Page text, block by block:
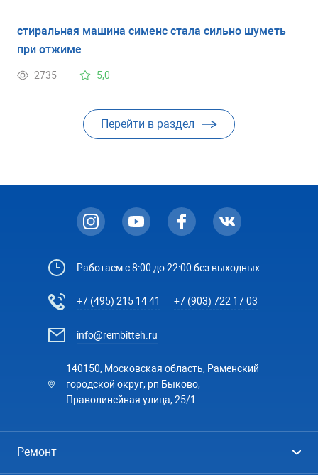
стиральная машина сименс стала сильно шуметь
при отжиме
2735 5,0
Перейти в раздел
Работаем с 8:00 до 22:00 без выходных
+7 (495) 215 14 41 +7 (903) 722 17 03
info@rembitteh.ru
140150, Московская область, Раменский
городской округ, рп Быково,
Праволинейная улица, 25/1
Ремонт